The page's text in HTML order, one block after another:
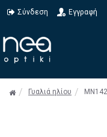
Σύνδεση Εγγραφή
Γυαλιά ηλίου